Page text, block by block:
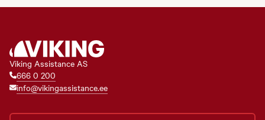
Viking Assistance AS
666 0 200
info@vikingassistance.ee